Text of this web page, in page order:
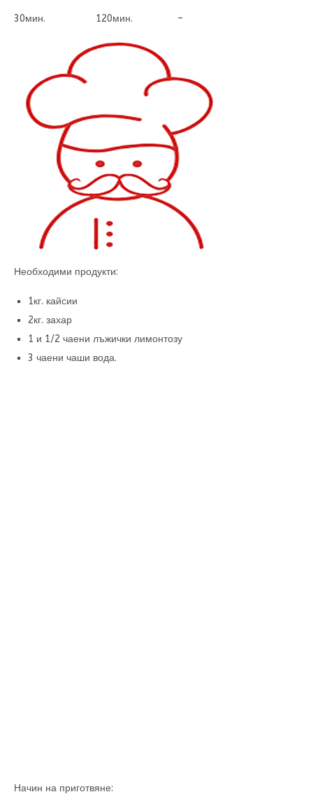
30мин. 120мин. –
Необходими продукти:
1кг. кайсии
2кг. захар
1 и 1/2 чаени лъжички лимонтозу
3 чаени чаши вода.
Начин на приготвяне: